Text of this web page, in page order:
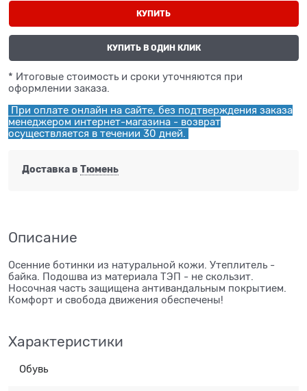
КУПИТЬ
КУПИТЬ В ОДИН КЛИК
* Итоговые стоимость и сроки уточняются при
оформлении заказа.
При оплате онлайн на сайте, без подтверждения заказа
менеджером интернет-магазина - возврат
осуществляется в течении 30 дней.
Доставка в Тюмень
Описание
Осенние ботинки из натуральной кожи. Утеплитель -
байка. Подошва из материала ТЭП - не скользит.
Носочная часть защищена антивандальным покрытием.
Комфорт и свобода движения обеспечены!
Характеристики
Обувь